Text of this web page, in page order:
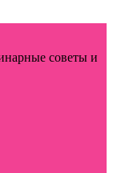
советы и